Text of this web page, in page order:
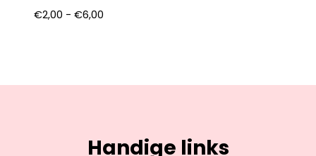
€2,00 - €6,00
Handige links